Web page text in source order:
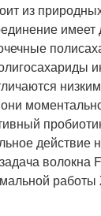
из
имеет
они
действие